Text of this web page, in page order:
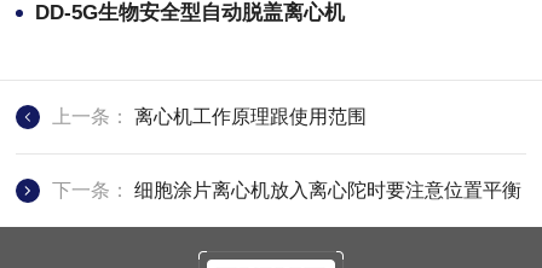
DD-5G生物安全型自动脱盖离心机
上一条：离心机工作原理跟使用范围
下一条：细胞涂片离心机放入离心陀时要注意位置平衡